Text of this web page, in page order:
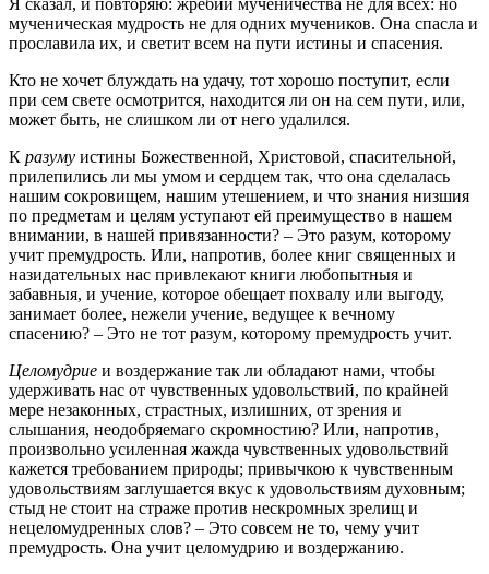
Я сказал, и повторяю: жребий мученичества не для всех: но
мученическая мудрость не для одних мучеников. Она спасла и
прославила их, и светит всем на пути истины и спасения.
Кто не хочет блуждать на удачу, тот хорошо поступит, если
при сем свете осмотрится, находится ли он на сем пути, или,
может быть, не слишком ли от него удалился.
К разуму истины Божественной, Христовой, спасительной,
прилепились ли мы умом и сердцем так, что она сделалась
нашим сокровищем, нашим утешением, и что знания низшия
по предметам и целям уступают ей преимущество в нашем
внимании, в нашей привязанности? – Это разум, которому
учит премудрость. Или, напротив, более книг священных и
назидательных нас привлекают книги любопытныя и
забавныя, и учение, которое обещает похвалу или выгоду,
занимает более, нежели учение, ведущее к вечному
спасению? – Это не тот разум, которому премудрость учит.
Целомудрие и воздержание так ли обладают нами, чтобы
удерживать нас от чувственных удовольствий, по крайней
мере незаконных, страстных, излишних, от зрения и
слышания, неодобряемаго скромностию? Или, напротив,
произвольно усиленная жажда чувственных удовольствий
кажется требованием природы; привычкою к чувственным
удовольствиям заглушается вкус к удовольствиям духовным;
стыд не стоит на страже против нескромных зрелищ и
нецеломудренных слов? – Это совсем не то, чему учит
премудрость. Она учит целомудрию и воздержанию.